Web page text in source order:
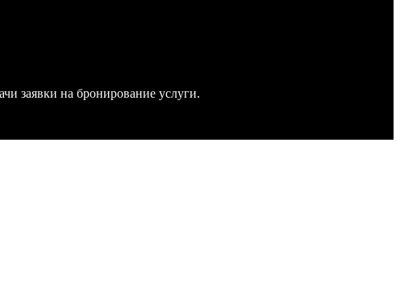
заявки на бронирование услуги.